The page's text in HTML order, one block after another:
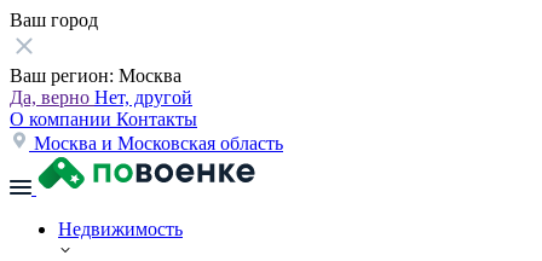
Ваш город
Ваш регион: Москва
Да, верно Нет, другой
О компании Контакты
Москва и Московская область
Недвижимость